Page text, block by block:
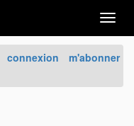
connexion m'abonner